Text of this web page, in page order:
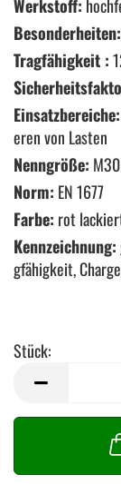
Werkstoff:
Besonderheiten:
Tragfähigkeit :
Einsatzbereiche:
eren von Lasten
Nenngröße:
Norm: EN 1677
Farbe: rot
Kennzeichnung:
gfähigkeit,
Stück: